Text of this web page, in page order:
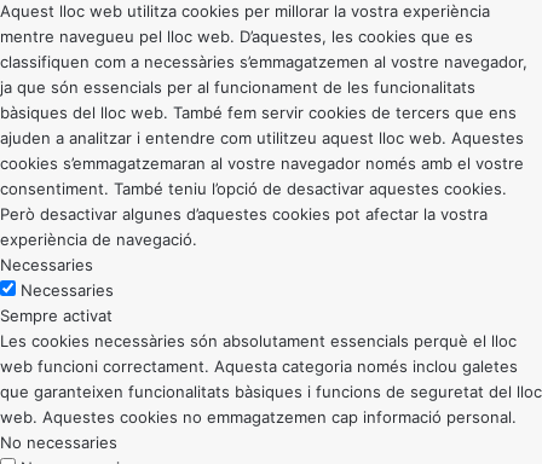
Aquest lloc web utilitza cookies per millorar la vostra experiència
mentre navegueu pel lloc web. D’aquestes, les cookies que es
classifiquen com a necessàries s’emmagatzemen al vostre navegador,
ja que són essencials per al funcionament de les funcionalitats
bàsiques del lloc web. També fem servir cookies de tercers que ens
ajuden a analitzar i entendre com utilitzeu aquest lloc web. Aquestes
cookies s’emmagatzemaran al vostre navegador només amb el vostre
consentiment. També teniu l’opció de desactivar aquestes cookies.
Però desactivar algunes d’aquestes cookies pot afectar la vostra
experiència de navegació.
Necessaries
Necessaries
Sempre activat
Les cookies necessàries són absolutament essencials perquè el lloc
web funcioni correctament. Aquesta categoria només inclou galetes
que garanteixen funcionalitats bàsiques i funcions de seguretat del lloc
web. Aquestes cookies no emmagatzemen cap informació personal.
No necessaries